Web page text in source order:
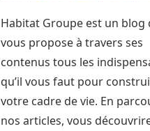
Habitat Groupe est un blog
vous propose à travers ses
contenus tous les
qu’il vous faut pour
votre cadre de vie. En
nos articles, vous